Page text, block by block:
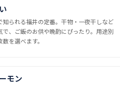
知られる福井の定番。干物・一夜干しなど
で、ご飯のお供や晩酌にぴったり。用途別
を選べます。
モン